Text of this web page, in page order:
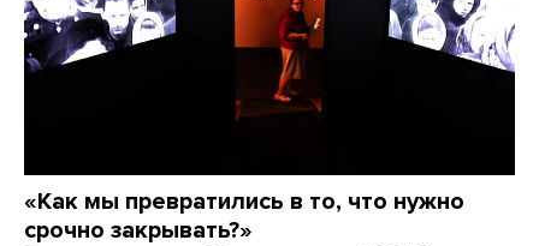
«Как мы превратились в то, что нужно
срочно закрывать?»